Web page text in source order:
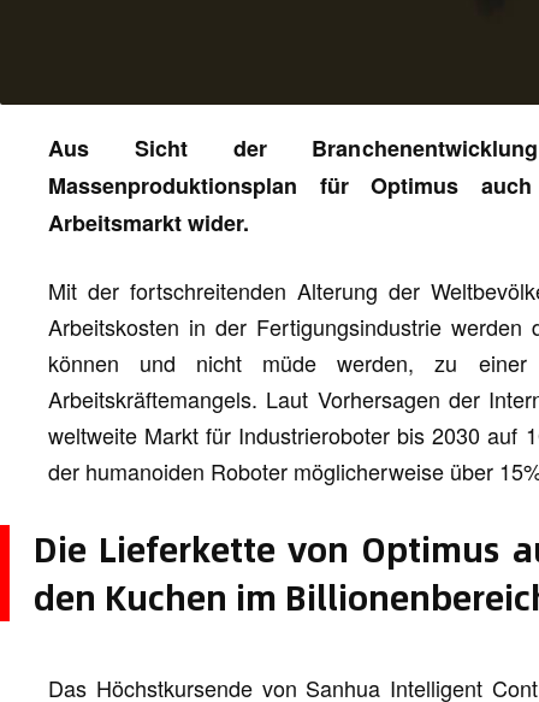
Aus Sicht der
Massenproduktionsplan für Optimus
Arbeitsmarkt wider.
Mit der fortschreitenden Alterung der
Arbeitskosten in der Fertigungsindustrie
können und nicht müde werden, zu
Arbeitskräftemangels. Laut Vorhersagen der
weltweite Markt für Industrieroboter bis 2030 auf
der humanoiden Roboter möglicherweise über
Die Lieferkette von Optimus
den Kuchen im
Das Höchstkursende von Sanhua Intelligent